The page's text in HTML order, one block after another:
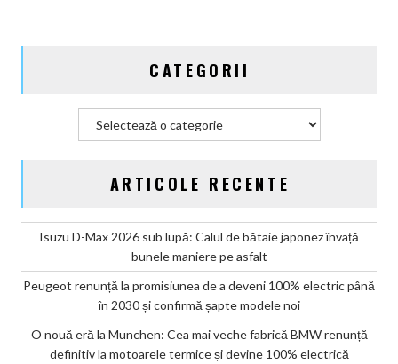
CATEGORII
ARTICOLE RECENTE
Isuzu D-Max 2026 sub lupă: Calul de bătaie japonez învață
bunele maniere pe asfalt
Peugeot renunță la promisiunea de a deveni 100% electric până
în 2030 și confirmă șapte modele noi
O nouă eră la Munchen: Cea mai veche fabrică BMW renunță
definitiv la motoarele termice și devine 100% electrică